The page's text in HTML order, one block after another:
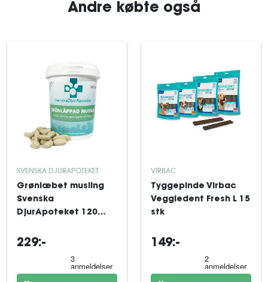
Andre købte også
SVENSKA DJURAPOTEKET
Grønlæbet musling
Svenska
DjurApoteket 120
229:-
VIRBAC
Tyggepinde Virbac
Veggiedent Fresh L 15
stk
149:-